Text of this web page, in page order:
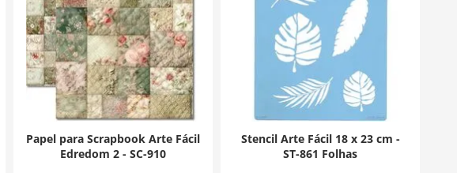
Papel para Scrapbook Arte Fácil
Edredom 2 - SC-910
Stencil Arte Fácil 18 x 23 cm -
ST-861 Folhas